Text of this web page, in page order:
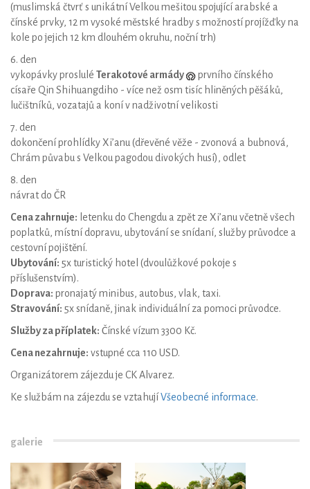
(muslimská čtvrť s unikátní Velkou mešitou spojující arabské a
čínské prvky, 12 m vysoké městské hradby s možností projížďky na
kole po jejich 12 km dlouhém okruhu, noční trh)
6. den
vykopávky proslulé Terakotové armády
prvního čínského
císaře Qin Shihuangdiho - více než osm tisíc hliněných pěšáků,
lučištníků, vozatajů a koní v nadživotní velikosti
7. den
dokončení prohlídky Xi’anu (dřevěné věže - zvonová a bubnová,
Chrám půvabu s Velkou pagodou divokých husí), odlet
8. den
návrat do ČR
Cena zahrnuje: letenku do Chengdu a zpět ze Xi’anu včetně všech
poplatků, místní dopravu, ubytování se snídaní, služby průvodce a
cestovní pojištění.
Ubytování: 5x turistický hotel (dvoulůžkové pokoje s
příslušenstvím).
Doprava: pronajatý minibus, autobus, vlak, taxi.
Stravování: 5x snídaně, jinak individuální za pomoci průvodce.
Služby za příplatek: Čínské vízum 3300 Kč.
Cena nezahrnuje: vstupné cca 110 USD.
Organizátorem zájezdu je CK Alvarez.
Ke službám na zájezdu se vztahujíVšeobecné informace.
galerie